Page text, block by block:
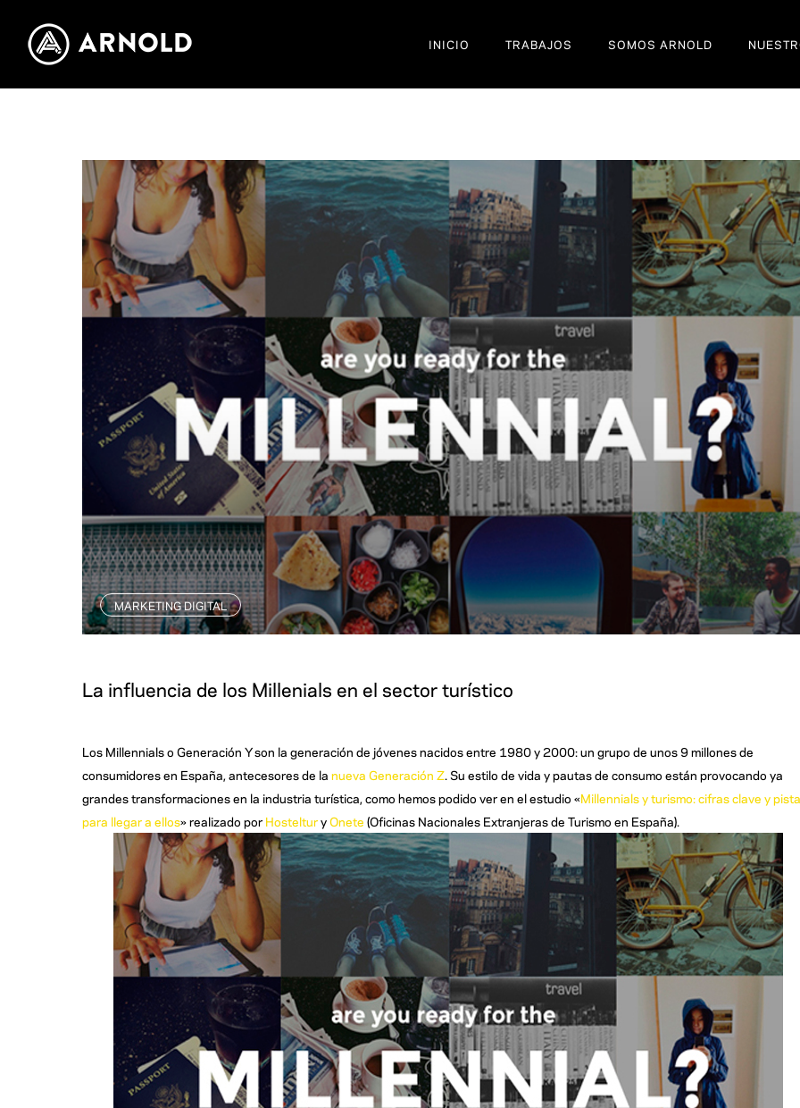
INICIO TRABAJOS SOMOS ARNOLD
MARKETING DIGITAL
La influencia de los Millenials en el sector turístico
Los Millennials o Generación Y son la generación de jóvenes nacidos entre 1980 y 2000: un grupo de unos 9 millones de
consumidores en España, antecesores de la nueva Generación Z. Su estilo de vida y pautas de consumo están provocando ya
grandes transformaciones en la industria turística, como hemos podido ver en el estudio «Millennials y turismo: cifras clave y
para llegar a ellos» realizado por HostelturyOnete (Oficinas Nacionales Extranjeras de Turismo en España).